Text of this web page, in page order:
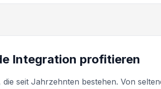
Integration profitieren
seit Jahrzehnten bestehen. Von